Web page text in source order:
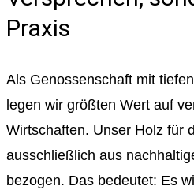
Praxis
Als Genossenschaft mit
legen wir größten Wert auf
Wirtschaften. Unser Holz für
ausschließlich aus
bezogen. Das bedeutet: Es